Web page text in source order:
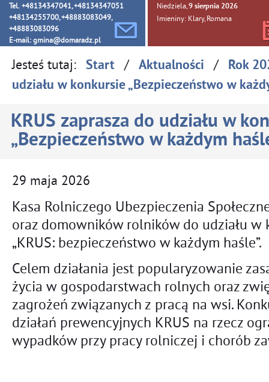
Tel. +48134347041, +48134347051
+48134255700, +48883083049,
+48883083096
E-mail: gmina@domaradz.pl
Niedziela, 9sierpnia 2026
Imieniny: Klary, Romana
Jesteś tutaj: Start / Aktualności / Rok
udziału w konkursie „Bezpieczeństwo w
KRUS zaprasza do udziału w
„Bezpieczeństwo w każdym
29 maja 2026
Kasa Rolniczego Ubezpieczenia
oraz domowników rolników do udziału w
„KRUS: bezpieczeństwo w każdym haśle”.
Celem działania jest popularyzowanie
życia w gospodarstwach rolnych oraz
zagrożeń związanych z pracą na wsi.
działań prewencyjnych KRUS na rzecz
wypadków przy pracy rolniczej i chorób